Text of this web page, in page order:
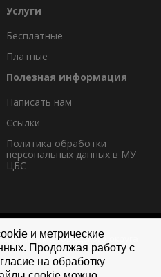
Услуги
Бесплатные
Платные
Полезная информация
Написать нам
Ссылки
Политика обработки
персональных данных в МУ
ЦБС
система городского округа
и метрические
Продолжая работу с
на обработку